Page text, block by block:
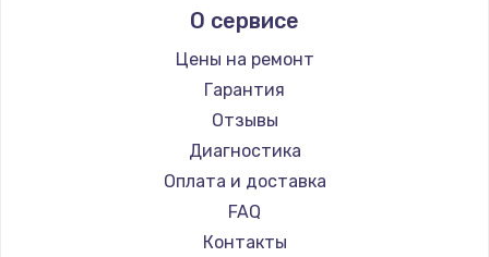
Hunter
Shorner
Joyor
Minimotors
Bork
Segway
KIRIN
О сервисе
Цены на ремонт
Гарантия
Отзывы
Диагностика
Оплата и доставка
FAQ
Контакты